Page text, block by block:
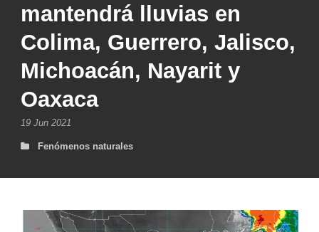
mantendrá lluvias en
Colima, Guerrero, Jalisco,
Michoacán, Nayarit y
Oaxaca
19 Jun 2021
Fenómenos naturales